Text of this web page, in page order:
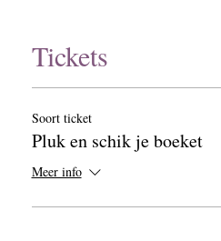
Tickets
Soort ticket
Pluk en schik je boeket
Meer info